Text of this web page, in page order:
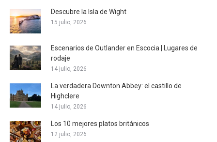
Descubre la Isla de Wight
15 julio, 2026
Escenarios de Outlander en Escocia | Lugares de
rodaje
14 julio, 2026
La verdadera Downton Abbey: el castillo de
Highclere
14 julio, 2026
Los 10 mejores platos británicos
12 julio, 2026